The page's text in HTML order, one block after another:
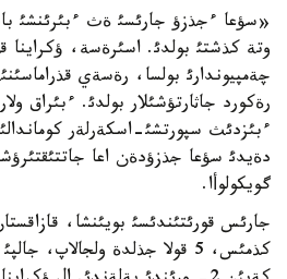
«سؤعا ءجذزؤ جارئسئ ةث ءبئرئنشئ
وتة كذشتئ بولدئ. اسئرةسة، ؤكراينا
چةمپيوندارئ بولسا، رةسةي
رةكورد جاثارتؤشئلار بولدئ. ءبئراق
ءبئزدئث سپورتشئ-اسكةرلةر
دةيدئ سؤعا جذزؤدةن اعا
گويكولوأا.
كذمئس، 5 قولا جذلدة